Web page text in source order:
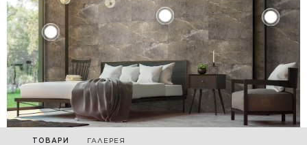
ТОВАРИ ГАЛЕРЕЯ